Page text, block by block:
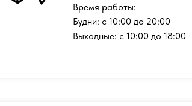
Время работы:
Будни: с 10:00 до 20:00
Выходные: с 10:00 до 18:00